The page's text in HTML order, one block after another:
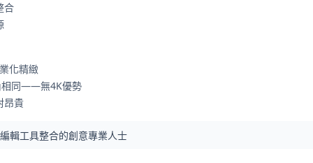
合
化精緻
相同——無4K優勢
昂貴
輯工具整合的創意專業人士